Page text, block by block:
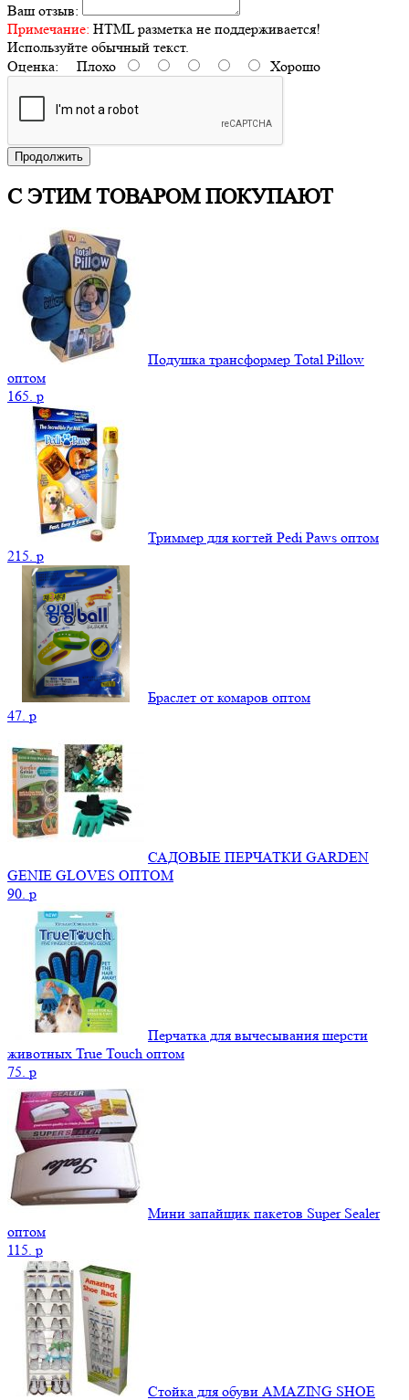
Ваш отзыв:
Примечание: HTML разметка не поддерживается!
Используйте обычный текст.
Оценка: Плохо Хорошо
Продолжить
С ЭТИМ ТОВАРОМ ПОКУПАЮТ
Подушка трансформер Total Pillow
оптом
165. p
Триммер для когтей Pedi Paws оптом
215. p
Браслет от комаров оптом
47. p
САДОВЫЕ ПЕРЧАТКИ GARDEN
GENIE GLOVES ОПТОМ
90. p
Перчатка для вычесывания шерсти
животных True Touch оптом
75. p
Мини запайщик пакетов Super Sealer
оптом
115. p
Стойка для обуви AMAZING SHOE